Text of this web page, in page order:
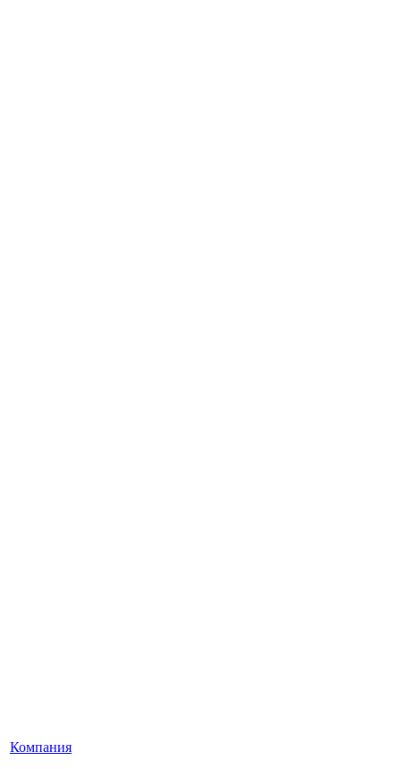
Компания